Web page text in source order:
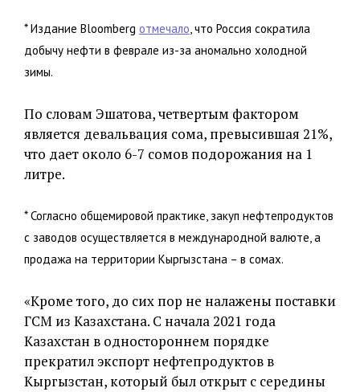
* Издание Bloomberg отмечало , что Россия сократила
добычу нефти в феврале из-за аномально холодной
зимы.
По словам Эшатова, четвертым фактором
является девальвация сома, превысившая 21%,
что дает около 6-7 сомов подорожания на 1
литре.
* Согласно общемировой практике, закуп нефтепродуктов
с заводов осуществляется в международной валюте, а
продажа на территории Кыргызстана – в сомах.
«Кроме того, до сих пор не налажены поставки
ГСМ из Казахстана. С начала 2021 года
Казахстан в одностороннем порядке
прекратил экспорт нефтепродуктов в
Кыргызстан, который был открыт с середины